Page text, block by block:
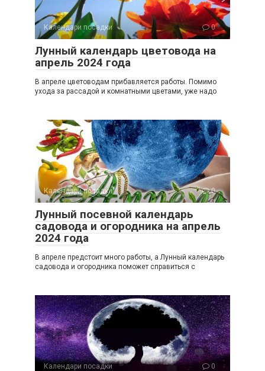
Календари посадки 0
Лунный календарь цветовода на
апрель 2024 года
В апреле цветоводам прибавляется работы. Помимо
ухода за рассадой и комнатными цветами, уже надо
Календари посадки 0
Лунный посевной календарь
садовода и огородника на апрель
2024 года
В апреле предстоит много работы, а Лунный календарь
садовода и огородника поможет справиться с
Календари посадки 0